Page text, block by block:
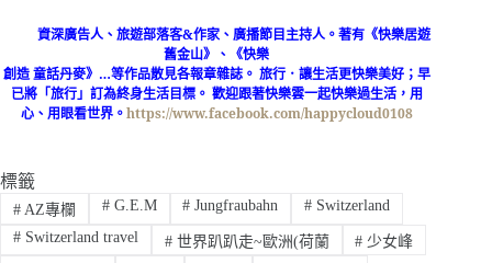
資深廣告人、旅遊部落客&作家、廣播節目主持人。著有《快樂居遊
舊金山》、《快樂
創造 童話丹麥》 …等作品散見各報章雜誌。 旅行．讓生活更快樂美好；早
已將「旅行」訂為終身生活目標。 歡迎跟著快樂雲一起快樂過生活，用
心、用眼看世界。https://www.facebook.com/happycloud0108
標籤
#AZ專欄 #G.E.M # Jungfraubahn # Switzerland
#Switzerland travel #世界趴趴走~歐洲(荷蘭 # 少女峰